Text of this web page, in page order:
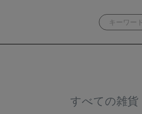
すべての雑貨